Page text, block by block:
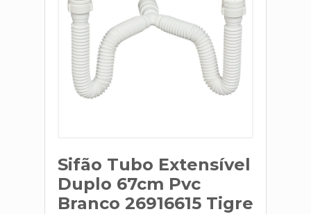
Sifão Tubo Extensível
Duplo 67cm Pvc
Branco 26916615 Tigre